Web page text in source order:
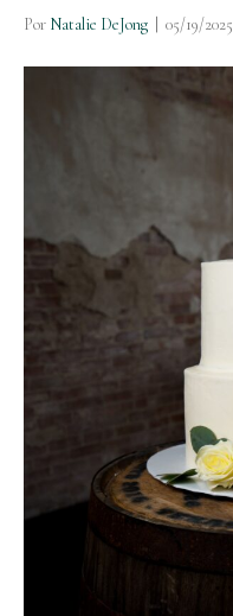
Por Natalie DeJong 05/19/2025